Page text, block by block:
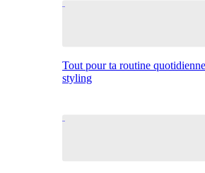
Tout pour ta routine
styling